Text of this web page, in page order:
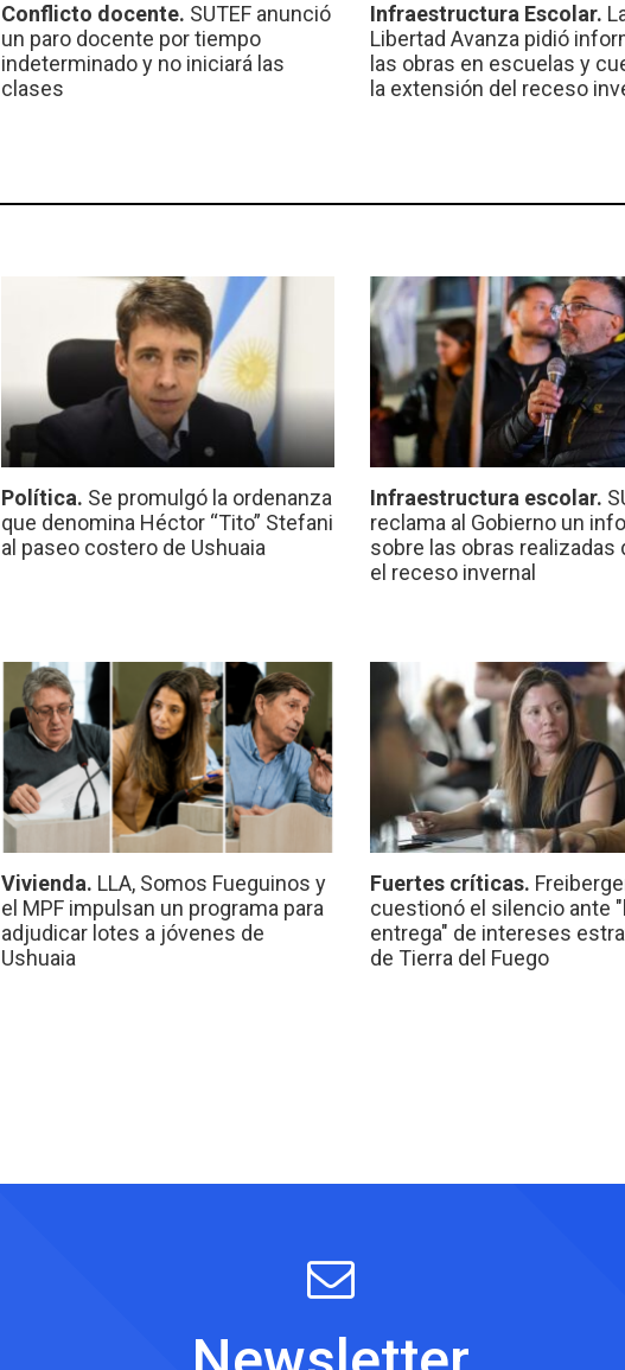
Conflicto docente. SUTEF anunció
un paro docente por tiempo
indeterminado y no iniciará las
clases
Infraestructura Escolar.
Libertad Avanza pidió
las obras en escuelas y
la extensión del receso
Política. Se promulgó la ordenanza
que denomina Héctor “Tito” Stefani
al paseo costero de Ushuaia
Infraestructura escolar.
reclama al Gobierno un
sobre las obras realizadas
el receso invernal
Vivienda. LLA, Somos Fueguinos y
el MPF impulsan un programa para
adjudicar lotes a jóvenes de
Ushuaia
Fuertes críticas.
cuestionó el silencio ante
entrega" de intereses
de Tierra del Fuego